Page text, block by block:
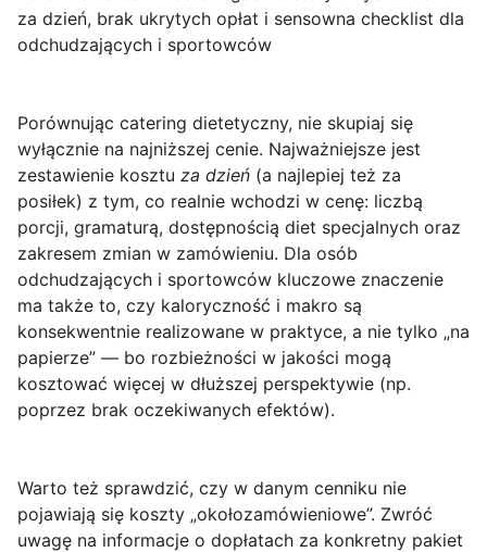
za dzień, brak ukrytych opłat i sensowna checklist dla
odchudzających i sportowców
Porównując catering dietetyczny, nie skupiaj się
wyłącznie na najniższej cenie. Najważniejsze jest
zestawienie kosztu za dzień (a najlepiej też za
posiłek) z tym, co realnie wchodzi w cenę: liczbą
porcji, gramaturą, dostępnością diet specjalnych oraz
zakresem zmian w zamówieniu. Dla osób
odchudzających i sportowców kluczowe znaczenie
ma także to, czy kaloryczność i makro są
konsekwentnie realizowane w praktyce, a nie tylko „na
papierze” — bo rozbieżności w jakości mogą
kosztować więcej w dłuższej perspektywie (np.
poprzez brak oczekiwanych efektów).
Warto też sprawdzić, czy w danym cenniku nie
pojawiają się koszty „okołozamówieniowe”. Zwróć
uwagę na informacje o dopłatach za konkretny pakiet